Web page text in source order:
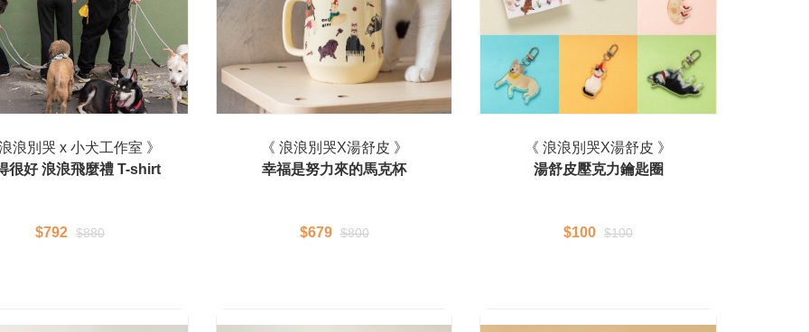
浪別哭 x 小犬工作室 》
很好 浪浪飛麼禮 T-shirt
$792 $880
《 浪浪別哭X湯舒皮 》
幸福是努力來的馬克杯
$679 $800
《 浪浪別哭X湯舒皮 》
湯舒皮壓克力鑰匙圈
$100 $100